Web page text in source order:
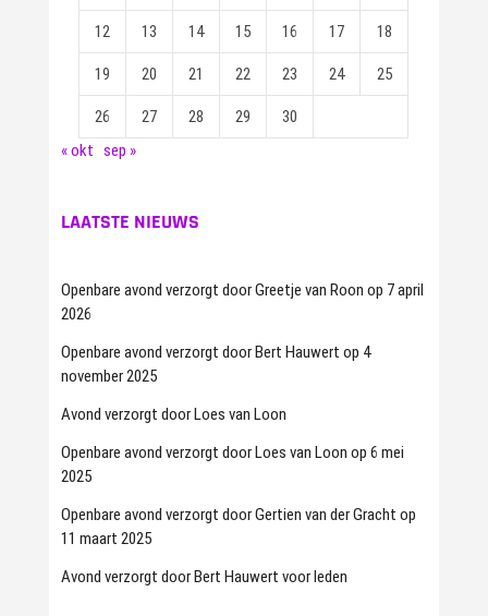
12 13 14 15 16 17 18
19 20 21 22 23 24 25
26 27 28 29
30
« okt sep »
LAATSTE NIEUWS
Openbare avond verzorgt door Greetje van Roon op 7 april
2026
Openbare avond verzorgt door Bert Hauwert op 4
november 2025
Avond verzorgt door Loes van Loon
Openbare avond verzorgt door Loes van Loon op 6 mei
2025
Openbare avond verzorgt door Gertien van der Gracht op
11 maart 2025
Avond verzorgt door Bert Hauwert voor leden